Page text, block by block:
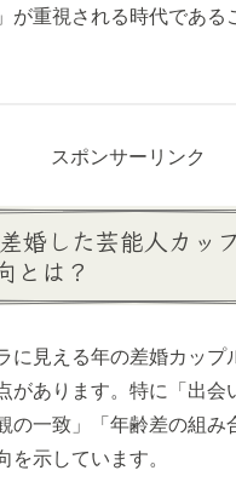
が重視される時代である
スポンサーリンク
婚した芸能人カッ
とは？
に見える年の差婚カップ
があります。特に「出会
の一致」「年齢差の組み
を示しています。